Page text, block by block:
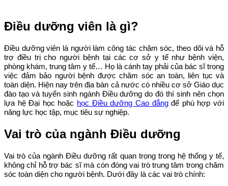
Điều dưỡng viên là gì?
Điều dưỡng viên là người làm công tác chăm sóc, theo dõi và hỗ
trợ điều trị cho người bệnh tại các cơ sở y tế như bệnh viện,
phòng khám, trung tâm y tế… Họ là cánh tay phải của bác sĩ trong
việc đảm bảo người bệnh được chăm sóc an toàn, liên tục và
toàn diện. Hiện nay trên địa bàn cả nước có nhiều cơ sở Giáo dục
đào tạo và tuyển sinh ngành Điều dưỡng do đó thí sinh nên chọn
lựa hệ Đại học hoặc học Điều dưỡng Cao đẳngđể phù hợp với
năng lực học tập, mục tiêu sự nghiệp.
Vai trò của ngành Điều dưỡng
Vai trò của ngành Điều dưỡng rất quan trọng trong hệ thống y tế,
không chỉ hỗ trợ bác sĩ mà còn đóng vai trò trung tâm trong chăm
sóc toàn diện cho người bệnh. Dưới đây là các vai trò chính: